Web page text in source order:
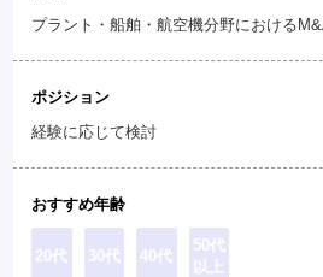
プラント・船舶・航空機分野における
ポジション
経験に応じて検討
おすすめ年齢
20代 30代 40代
50代
以上